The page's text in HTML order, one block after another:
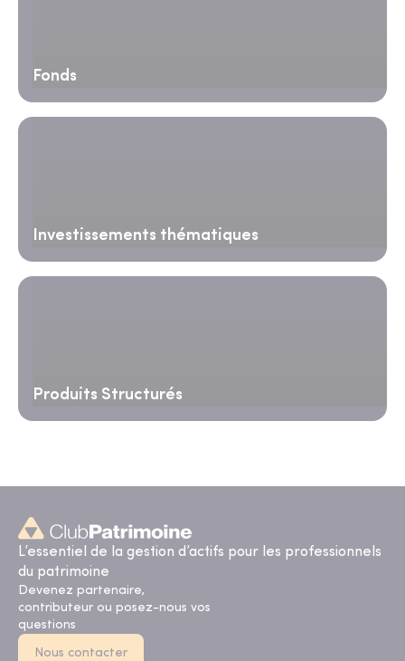
Fonds
Investissements thématiques
Produits Structurés
L’essentiel de la gestion d’actifs pour les professionnels
du patrimoine
Devenez partenaire,
contributeur ou posez-nous vos
questions
Nous contacter